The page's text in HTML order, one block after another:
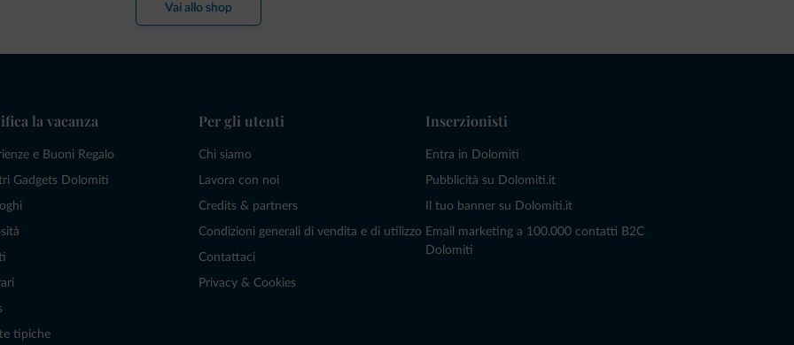
Vai allo shop
la vacanza
e Buoni Regalo
Gadgets Dolomiti
tipiche
Per gli utenti
Chi siamo
Lavora con noi
Credits & partners
Condizioni generali di vendita e di utilizzo
Contattaci
Privacy & Cookies
Inserzionisti
Entra in Dolomiti
Pubblicità su Dolomiti.it
Il tuo banner su Dolomiti.it
Email marketing a 100.000 contatti B2C
Dolomiti